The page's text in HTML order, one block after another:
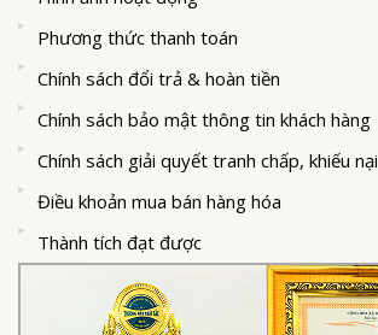
Phương thức thanh toán
Chính sách đổi trả & hoàn tiền
Chính sách bảo mật thông tin khách hàng
Chính sách giải quyết tranh chấp, khiếu nại
Điều khoản mua bán hàng hóa
Thành tích đạt được